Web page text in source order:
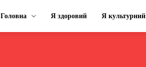
Головна Я здоровий Я культурний